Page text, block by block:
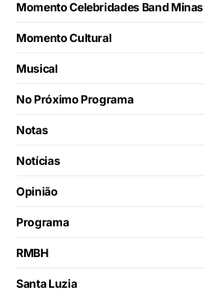
Momento Celebridades Band Minas
Momento Cultural
Musical
No Próximo Programa
Notas
Notícias
Opinião
Programa
RMBH
Santa Luzia